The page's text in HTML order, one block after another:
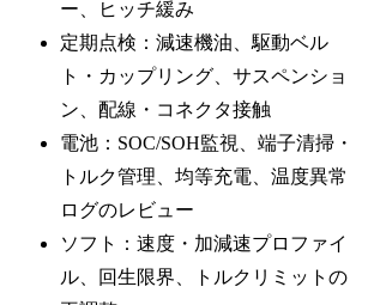
ー、ヒッチ緩み
定期点検：減速機油、駆動ベル
ト・カップリング、サスペンショ
ン、配線・コネクタ接触
電池：SOC/SOH監視、端子清掃・
トルク管理、均等充電、温度異常
ログのレビュー
ソフト：速度・加減速プロファイ
ル、回生限界、トルクリミットの